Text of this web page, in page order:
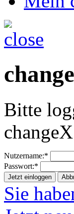
Bitte
Nutzername:*
Passwort:*
Jetzt einloggen
Sie